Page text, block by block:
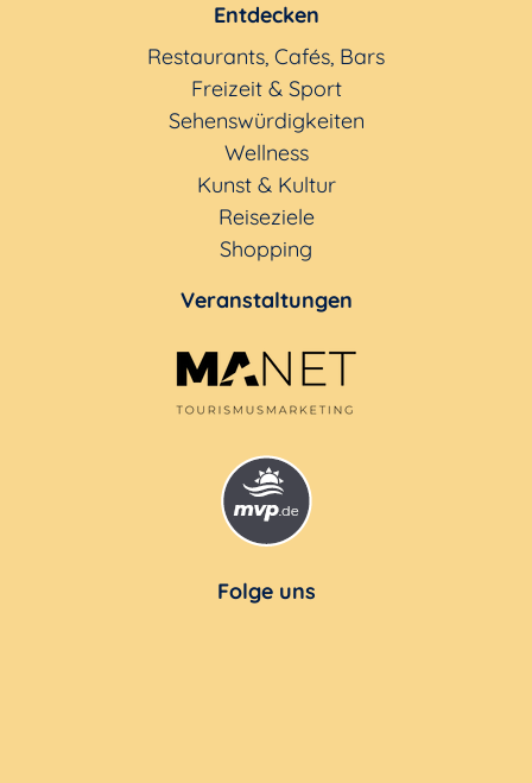
Entdecken
Restaurants, Cafés, Bars
Freizeit & Sport
Sehenswürdigkeiten
Wellness
Kunst & Kultur
Reiseziele
Shopping
Veranstaltungen
Folge uns